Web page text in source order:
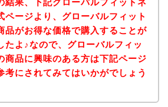
結果、下記グローバルフィットネ
ページより、グローバルフィット
品がお得な価格で購入することが
たよ♪なので、グローバルフィッ
商品に興味のある方は下記ページ
考にされてみてはいかがでしょう